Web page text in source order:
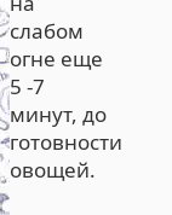
слабом
огне еще
5 -7
минут, до
готовности
овощей.